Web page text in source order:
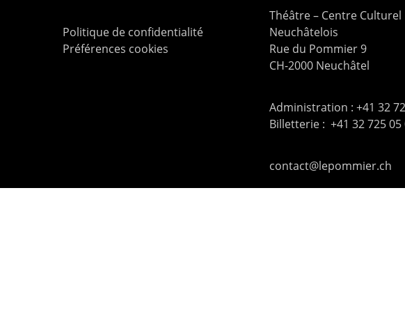
Politique de confidentialité
Préférences cookies
Théâtre – Centre Culturel
Neuchâtelois
Rue du Pommier 9
CH-2000 Neuchâtel
Administration : +41 32
Billetterie : +41 32 725 05
contact@lepommier.ch